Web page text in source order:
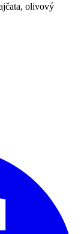
olivový